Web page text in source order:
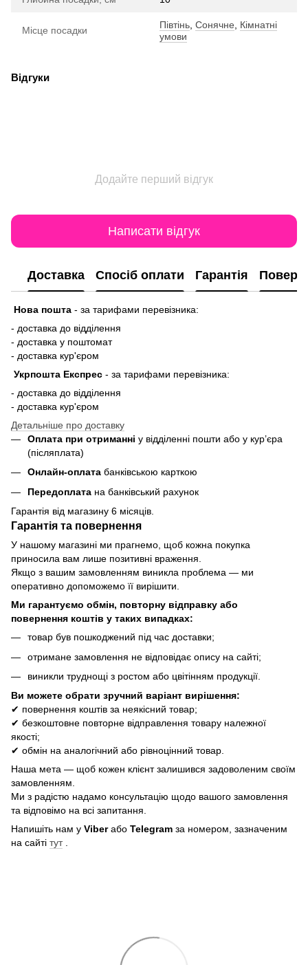
Місце посадки Півтінь Сонячне
Кімнатні
умови
Відгуки
Додайте перший відгук
Написати відгук
Доставка Спосіб оплати Гарантія
Нова пошта - за тарифами перевізника:
- доставка до відділення
- доставка у поштомат
- доставка кур'єром
Укрпошта Експрес - за тарифами перевізника:
- доставка до відділення
- доставка кур'єром
Детальніше про доставку
Оплата при отриманні у відділенні пошти або у кур’єра
(післяплата)
Онлайн-оплата банківською карткою
Передоплата на банківський рахунок
Гарантія від магазину 6 місяців.
Гарантія та повернення
У нашому магазині ми прагнемо, щоб кожна покупка
приносила вам лише позитивні враження.
Якщо з вашим замовленням виникла проблема — ми
оперативно допоможемо її вирішити.
Ми гарантуємо обмін, повторну відправку або
повернення коштів у таких випадках:
товар був пошкоджений під час доставки;
отримане замовлення не відповідає опису на сайті;
виникли труднощі з ростом або цвітінням продукції.
Ви можете обрати зручний варіант вирішення:
✔ повернення коштів за неякісний товар;
✔ безкоштовне повторне відправлення товару належної
якості;
✔ обмін на аналогічний або рівноцінний товар.
Наша мета — щоб кожен клієнт залишився задоволеним своїм
замовленням.
Ми з радістю надамо консультацію щодо вашого замовлення
та відповімо на всі запитання.
Напишіть нам у Viberабо Telegram за номером, зазначеним
на сайті тут.